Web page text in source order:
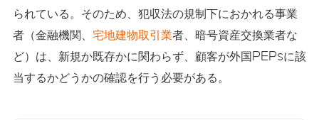
られている。そのため、犯収法の規制下におかれる事業
者（金融機関、 宅地建物取引業者、暗号資産交換業者な
ど）は、新規か既存かに関わらず、顧客が外国PEPsに該
当するかどうかの確認を行う必要がある。